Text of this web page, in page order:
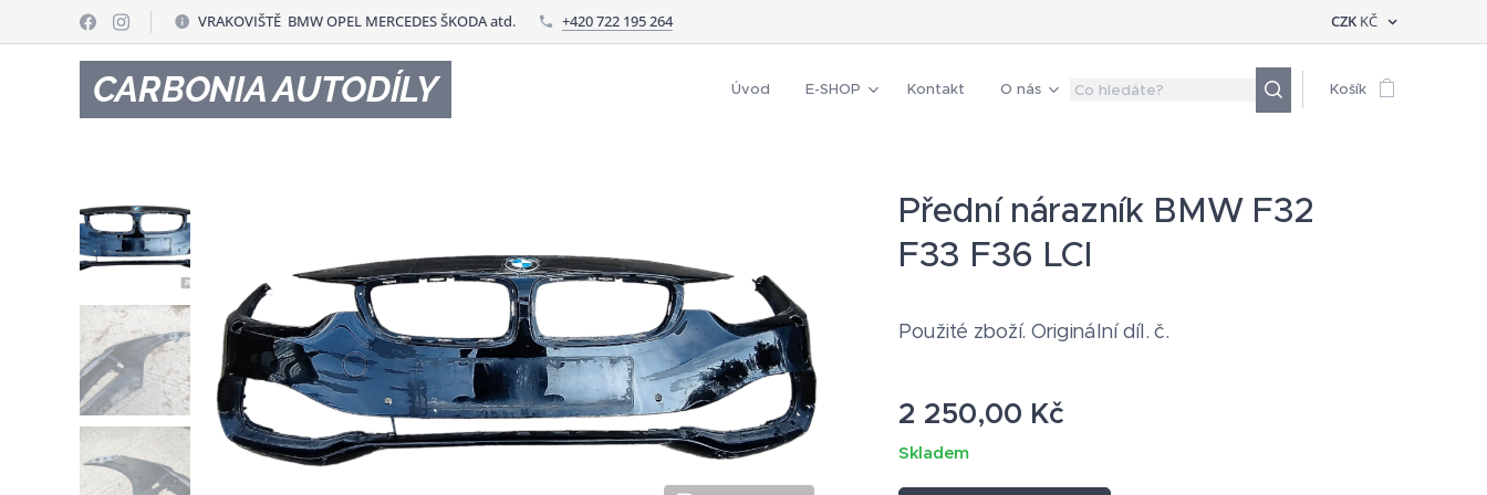
VRAKOVIŠTĚ BMW OPEL MERCEDES ŠKODA atd. +420 722 195 264 CZK KČ
CARBONIA AUTODÍLY Úvod E-SHOP Kontakt O nás Košík
Přední nárazník BMW F32
F33 F36 LCI
Použité zboží. Originální díl. č.
2 250,00 Kč
Skladem